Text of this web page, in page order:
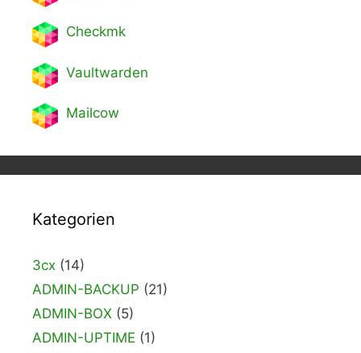
Checkmk
Vaultwarden
Mailcow
Kategorien
3cx (14)
ADMIN-BACKUP (21)
ADMIN-BOX (5)
ADMIN-UPTIME (1)